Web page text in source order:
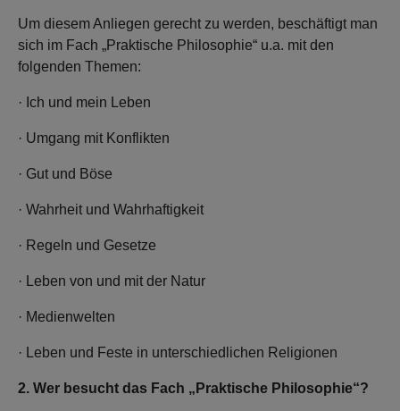
Um diesem Anliegen gerecht zu werden, beschäftigt man
sich im Fach „Praktische Philosophie“ u.a. mit den
folgenden Themen:
· Ich und mein Leben
· Umgang mit Konflikten
· Gut und Böse
· Wahrheit und Wahrhaftigkeit
· Regeln und Gesetze
· Leben von und mit der Natur
· Medienwelten
· Leben und Feste in unterschiedlichen Religionen
2. Wer besucht das Fach „Praktische Philosophie“?